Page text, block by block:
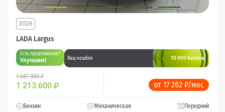
LADA Largus
2026
Есть предложение?
Улучшим! Ваш кешбек 10 000 баллов
1 687 000 ₽
1 213 600 ₽ от 17 262 ₽/мес
Бензин Механическая Передний